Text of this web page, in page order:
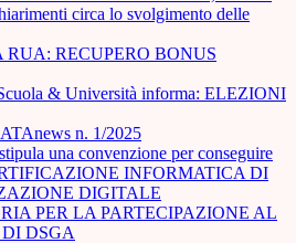
circa lo svolgimento delle
RUA: RECUPERO BONUS
& Università informa: ELEZIONI
n. 1/2025
una convenzione per conseguire
INFORMATICA DI
DIGITALE
PER LA PARTECIPAZIONE AL
DSGA